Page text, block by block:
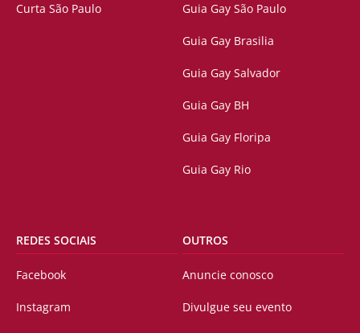
Curta São Paulo Guia Gay São Paulo
Guia Gay Brasilia
Guia Gay Salvador
Guia Gay BH
Guia Gay Floripa
Guia Gay Rio
REDES SOCIAIS
Facebook
Instagram
OUTROS
Anuncie conosco
Divulgue seu evento